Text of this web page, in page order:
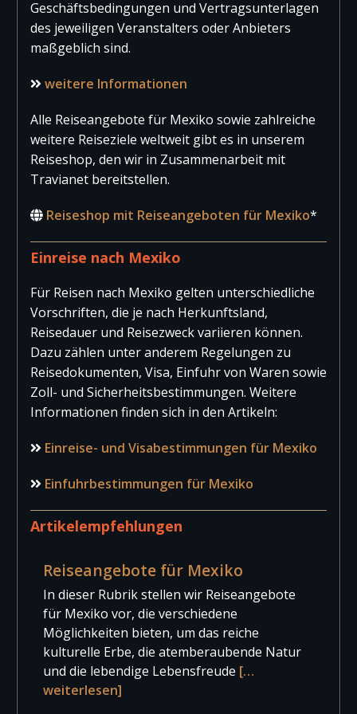
Geschäftsbedingungen und Vertragsunterlagen
des jeweiligen Veranstalters oder Anbieters
maßgeblich sind.
weitere Informationen
Alle Reiseangebote für Mexiko sowie zahlreiche
weitere Reiseziele weltweit gibt es in unserem
Reiseshop, den wir in Zusammenarbeit mit
Travianet bereitstellen.
Reiseshop mit Reiseangeboten für Mexiko*
Einreise nach Mexiko
Für Reisen nach Mexiko gelten unterschiedliche
Vorschriften, die je nach Herkunftsland,
Reisedauer und Reisezweck variieren können.
Dazu zählen unter anderem Regelungen zu
Reisedokumenten, Visa, Einfuhr von Waren sowie
Zoll- und Sicherheitsbestimmungen. Weitere
Informationen finden sich in den Artikeln:
Einreise- und Visabestimmungen für Mexiko
Einfuhrbestimmungen für Mexiko
Artikelempfehlungen
Reiseangebote für Mexiko
In dieser Rubrik stellen wir Reiseangebote
für Mexiko vor, die verschiedene
Möglichkeiten bieten, um das reiche
kulturelle Erbe, die atemberaubende Natur
und die lebendige Lebensfreude […
weiterlesen]